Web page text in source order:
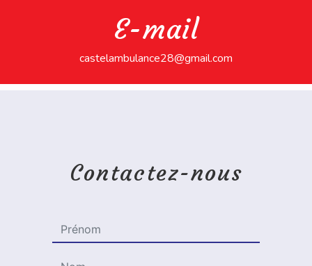
E-mail
castelambulance28@gmail.com
Contactez-nous